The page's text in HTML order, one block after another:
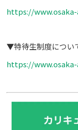
https://
▼特待生制度につい
https://